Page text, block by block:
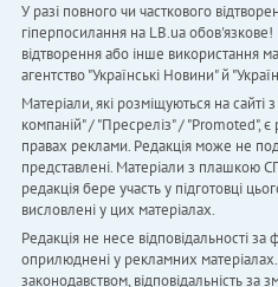
У разі повного чи часткового
гіперпосилання на LB.ua
відтворення або інше використання
агентство "Українськi Новини" й
Матеріали, які розміщуються на
компаній" / "Пресреліз" / "Promoted",
правах реклами. Редакція може не
представлені. Матеріали з
редакція бере участь у підготовці
висловлені у цих матеріалах.
Редакція не несе відповідальності за
оприлюднені у рекламних матеріалах.
законодавством, відповідальність за